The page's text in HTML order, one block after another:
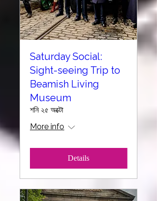
Saturday Social:
Sight-seeing Trip to
Beamish Living
Museum
শনি ২৫ অক্টো
More info
Details